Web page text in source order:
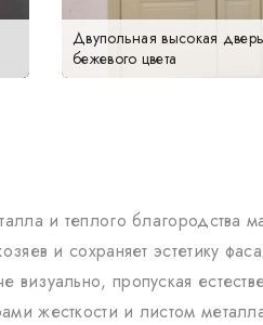
Двупольная высокая дверь
бежевого цвета
и теплого благородства
и сохраняет эстетику
пропуская
жесткости и листом